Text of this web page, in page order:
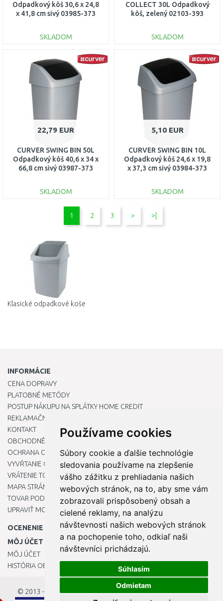
Používame cookies
Súbory cookie a ďalšie technológie
sledovania používame na zlepšenie
vášho zážitku z prehliadania našich
webových stránok, na to, aby sme vám
zobrazovali prispôsobený obsah a
cielené reklamy, na analýzu
návštevnosti našich webových stránok
a na pochopenie toho, odkiaľ naši
návštevníci prichádzajú.
Súhlasím
Odmietam
Odpadkový kôš 30,6 x 24,8
x 41,8 cm sivý 03985-373
SKLADOM
DO KOŠÍKA
Porovnať
COLLECT 30L Odpadkový
kôš, zelený 02103-393
SKLADOM
DO KOŠÍKA
Porovnať
22,79 EUR
CURVER SWING BIN 50L
Odpadkový kôš 40,6 x 34 x
66,8 cm sivý 03987-373
SKLADOM
DO KOŠÍKA
5,10 EUR
CURVER SWING BIN 10L
Odpadkový kôš 24,6 x 19,8
x 37,3 cm sivý 03984-373
SKLADOM
DO KOŠÍKA
1 2 3 > >|
Klasické odpadkové koše
INFORMÁCIE
CENA DOPRAVY
PLATOBNÉ METÓDY
POSTUP NÁKUPU NA SPLÁTKY HOME CREDIT
REKLAMAČNÝ PORIADOK
KONTAKT
OBCHODNÉ PODMIENKY
OCHRANA OSOBNÝCH ÚDAJOV
VYVŔTANIE OTVORU DO DREZU PRE KUCHYNSKÚ BATÉRIU
VRÁTENIE TOVARU / REKLAMÁCIE
MAPA STRÁNOK
TOVAR PODĽA ZNAČIEK
UPRAVIŤ MOJE PREDVOĽBY COOKIES
OCENENIE
MÔJ ÚČET
MÔJ ÚČET
HISTÓRIA OBJEDNÁVOK
© 2013 - 2026OKmarket.sk